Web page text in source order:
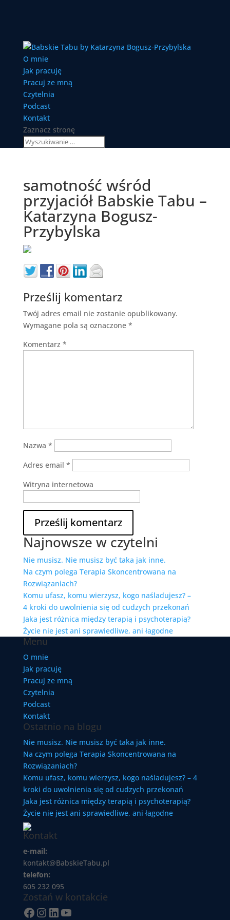
O mnie
Jak pracuję
Pracuj ze mną
Czytelnia
Podcast
Kontakt
Zaznacz stronę
samotność wśród
przyjaciół Babskie Tabu –
Katarzyna Bogusz-
Przybylska
Prześlij komentarz
Twój adres email nie zostanie opublikowany.
Wymagane pola są oznaczone *
Komentarz *
Nazwa *
Adres email *
Witryna internetowa
Najnowsze w czytelni
Nie musisz. Nie musisz być taka jak inne.
Na czym polega Terapia Skoncentrowana na
Rozwiązaniach?
Komu ufasz, komu wierzysz, kogo naśladujesz? –
4 kroki do uwolnienia się od cudzych przekonań
Jaka jest różnica między terapią i psychoterapią?
Życie nie jest ani sprawiedliwe, ani łagodne
Menu
O mnie
Jak pracuję
Pracuj ze mną
Czytelnia
Podcast
Kontakt
Ostatnio na blogu
Nie musisz. Nie musisz być taka jak inne.
Na czym polega Terapia Skoncentrowana na
Rozwiązaniach?
Komu ufasz, komu wierzysz, kogo naśladujesz? – 4
kroki do uwolnienia się od cudzych przekonań
Jaka jest różnica między terapią i psychoterapią?
Życie nie jest ani sprawiedliwe, ani łagodne
Kontakt
e-mail:
kontakt@BabskieTabu.pl
telefon:
605 232 095
Zostań w kontakcie
Facebook
Instagram
LinkedIn
YouTube